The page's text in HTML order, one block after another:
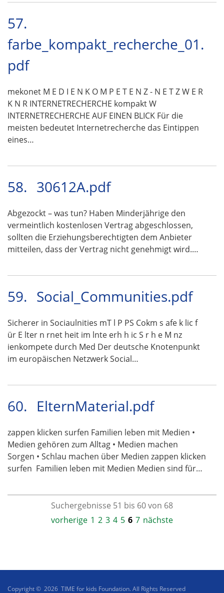
57.
farbe_kompakt_recherche_01.
pdf
mekonet M E D I E N K O M P E T E N Z - N E T Z W E R
K N R INTERNETRECHERCHE kompakt W
INTERNETRECHERCHE AUF EINEN BLICK Für die
meisten bedeutet Internetrecherche das Eintippen
eines…
58. 30612A.pdf
Abgezockt – was tun? Haben Minderjährige den
vermeintlich kostenlosen Vertrag abgeschlossen,
sollten die Erziehungsberechtigten dem Anbieter
mitteilen, dass der Vertrag nicht genehmigt wird.…
59. Social_Communities.pdf
Sicherer in Sociaulnities mT l P PS Cokm s afe k lic f
ür E lter n rnet heit im lnte erh h ic S r h e M nz
ienkompete durch Med Der deutsche Knotenpunkt
im europäischen Netzwerk Social…
60. ElternMaterial.pdf
zappen klicken surfen Familien leben mit Medien •
Medien gehören zum Alltag • Medien machen
Sorgen • Schlau machen über Medien zappen klicken
surfen  Familien leben mit Medien Medien sind für…
Suchergebnisse 51 bis 60 von 68
vorherige 1 2 3 4 5 6 7 nächste
Copyright © 2026 TIME for kids Foundation. All Rights Reserved